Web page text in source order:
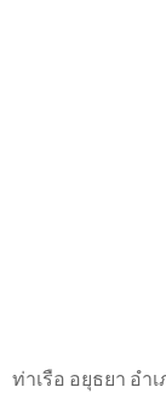
ท่าเรือ อยุธยา อำ